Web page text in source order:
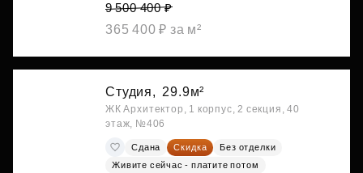
9 500 400 ₽
365 400 ₽ за м²
Студия, 29.9м²
ЖК Архитектор, 1 корпус, 2 секция, 40
этаж, №406
Сдана Скидка
Без отделки
Живите сейчас - платите потом